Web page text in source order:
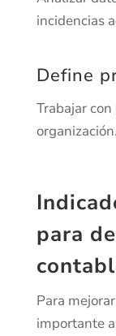
incidencias
Define
Trabajar
organización.
para
Para
importante